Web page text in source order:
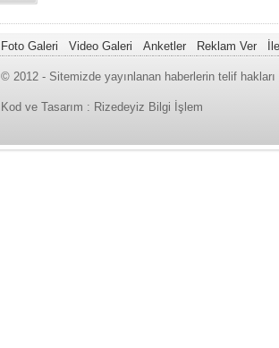
Foto Galeri Video Galeri Anketler Reklam Ver
© 2012 - Sitemizde yayınlanan haberlerin telif
Kod ve Tasarım : Rizedeyiz Bilgi İşlem